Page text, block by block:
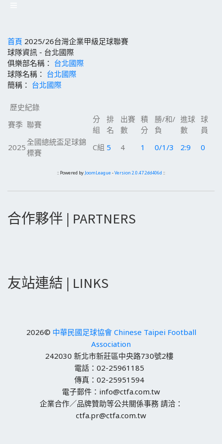
首頁 2025/26台灣企業甲級足球聯賽
球隊資訊 - 台北國際
俱樂部名稱： 台北國際
球隊名稱： 台北國際
簡稱： 台北國際
歷史紀錄
賽季 聯賽
分
組
排
名
出賽
數
積
分
勝/和/
負
進球
數
球
員
2025
全國總統盃足球錦
標賽
C組 5 4 1 0/1/3 2:9 0
:: Powered by JoomLeague -Version 2.0.47.2dd406d ::
合作夥伴 | PARTNERS
友站連結 | LINKS
2026© 中華民國足球協會 Chinese Taipei Football
Association
242030 新北市新莊區中央路730號2樓
電話：02-25961185
傳真：02-25951594
電子郵件：info@ctfa.com.tw
企業合作／品牌贊助等公共關係事務 請洽：
ctfa.pr@ctfa.com.tw